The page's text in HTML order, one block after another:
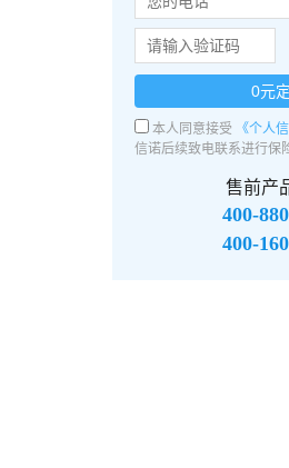
0元
本人同意接受 《个人
信诺后续致电联系进行保
售前产
400-
400-